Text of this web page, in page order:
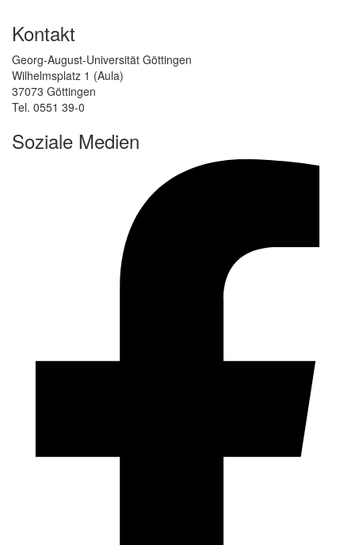
Kontakt
Georg-August-Universität Göttingen
Wilhelmsplatz 1 (Aula)
37073 Göttingen
Tel. 0551 39-0
Soziale Medien